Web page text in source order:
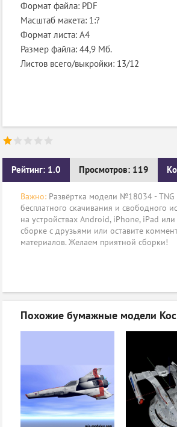
Формат файла: PDF
Масштаб макета: 1:?
Формат листа: А4
Размер файла: 44,9 Мб.
Листов всего/выкройки: 13/12
Рейтинг: 1.0 Просмотров: 119
Важно: Развёртка модели №18034 -
бесплатного скачивания и свободного
на устройствах Android, iPhone, iPad
сборке с друзьями или оставите
материалов. Желаем приятной сборки!
Похожие бумажные модели